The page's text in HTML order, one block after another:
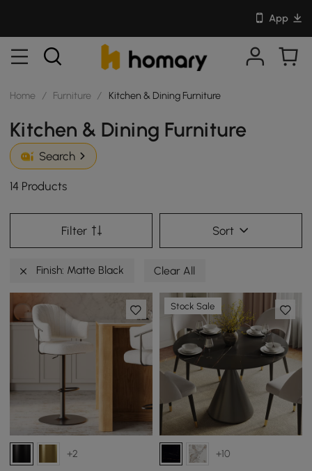
App
Home / Furniture / Kitchen & Dining Furniture
Kitchen & Dining Furniture
Search
14 Products
Filter Sort
Finish: Matte Black Clear All
+2
Stock Sale
+10